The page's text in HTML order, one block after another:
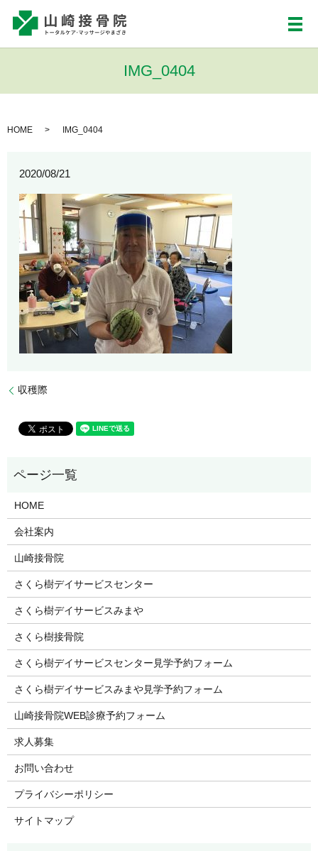
メ
IMG_0404
HOME IMG_0404
2020/08/21
収穫際
HOME
会社案内
山崎接骨院
さくら樹デイサービスセンター
さくら樹デイサービスみまや
さくら樹接骨院
さくら樹デイサービスセンター見学予約フォーム
さくら樹デイサービスみまや見学予約フォーム
山崎接骨院WEB診療予約フォーム
求人募集
お問い合わせ
プライバシーポリシー
サイトマップ